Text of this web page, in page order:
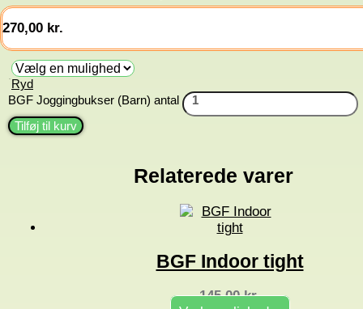
270,00 kr.
Ryd
BGF Joggingbukser (Barn) antal
Tilføj til kurv
Relaterede varer
BGF Indoor tight
145,00kr.